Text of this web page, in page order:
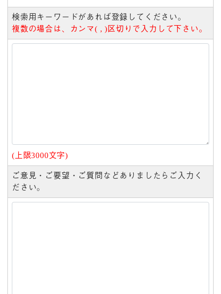
検索用キーワードがあれば登録してください。
複数の場合は、カンマ( , )区切りで入力して下さい。
(上限3000文字)
ご意見・ご要望・ご質問などありましたらご入力く
ださい。